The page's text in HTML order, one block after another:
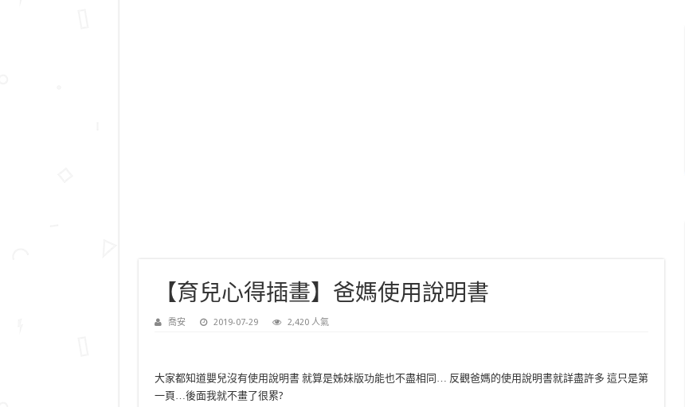
【育兒心得插畫】爸媽使用說明書
喬安 2019-07-29 2,420 人氣
大家都知道嬰兒沒有使用說明書 就算是姊妹版功能也不盡相同… 反觀爸媽的使用說明書就詳盡許多 這只是第
一頁…後面我就不畫了很累?